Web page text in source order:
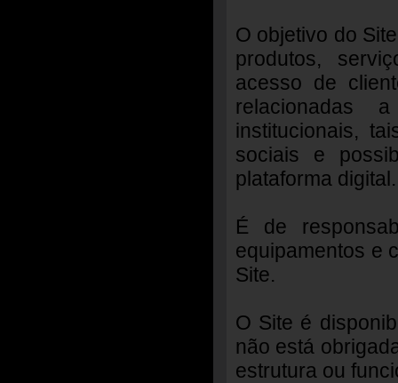
O objetivo do
produtos,
acesso de
relacionadas
institucionais,
sociais e
plataforma digital.
É de
equipamentos e
Site.
O Site é
não está
estrutura ou